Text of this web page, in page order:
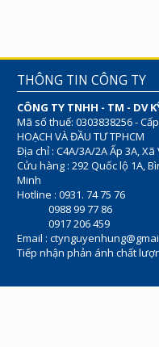
THÔNG TIN CÔNG TY
CÔNG TY TNHH - TM - DV
Mã số thuế: 0303838256 -
HOẠCH VÀ ĐẦU TƯ TPHCM
Địa chỉ : C4A/3A/2A Ấp 3A,
Cửu hàng : 292 Quốc lộ 1A,
Minh
Hotline : 0931. 74 75 76
0988 99 77 86
0917 206 459
Email :
Tiếp nhận phản ánh chất